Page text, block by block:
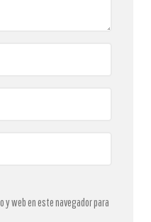
y web en este navegador para